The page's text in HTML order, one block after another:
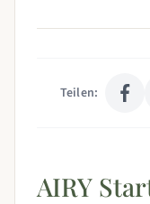
Teilen:
AIRY